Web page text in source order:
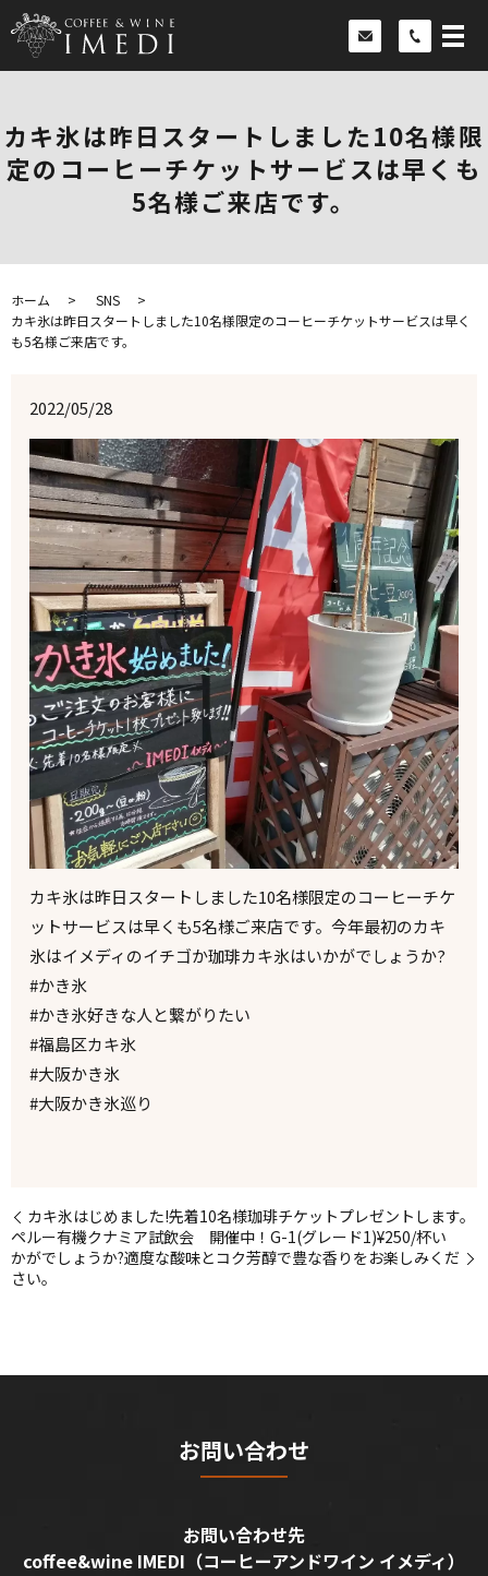
カキ氷は昨日スタートしました10名様限
定のコーヒーチケットサービスは早くも
5名様ご来店です。
ホーム
SNS
カキ氷は昨日スタートしました10名様限定のコーヒーチケットサービスは早く
も5名様ご来店です。
2022/05/28
カキ氷は昨日スタートしました10名様限定のコーヒーチケ
ットサービスは早くも5名様ご来店です。今年最初のカキ
氷はイメディのイチゴか珈琲カキ氷はいかがでしょうか?
#かき氷
#かき氷好きな人と繋がりたい
#福島区カキ氷
#大阪かき氷
#大阪かき氷巡り
カキ氷はじめました!先着10名様珈琲チケットプレゼントします。
ペルー有機クナミア試飲会 開催中！G-1(グレード1)¥250/杯い
かがでしょうか?適度な酸味とコク芳醇で豊な香りをお楽しみくだ
さい。
お問い合わせ
お問い合わせ先
coffee&wine IMEDI （コーヒーアンドワイン イメディ）